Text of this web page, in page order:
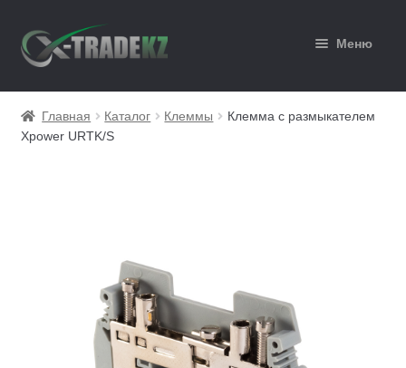
Перейти
к
Перейти
к
Меню
Главная
Каталог
Оформление заказа
Главная Каталог Клеммы
Клемма с размыкателем
Xpower URTK/S